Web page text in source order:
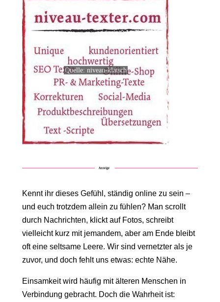
Quelle: niveau-klatsch
Kennt ihr dieses Gefühl, ständig online zu sein –
und euch trotzdem allein zu fühlen? Man scrollt
durch Nachrichten, klickt auf Fotos, schreibt
vielleicht kurz mit jemandem, aber am Ende bleibt
oft eine seltsame Leere. Wir sind vernetzter als je
zuvor, und doch fehlt uns etwas: echte Nähe.
Einsamkeit wird häufig mit älteren Menschen in
Verbindung gebracht. Doch die Wahrheit ist: